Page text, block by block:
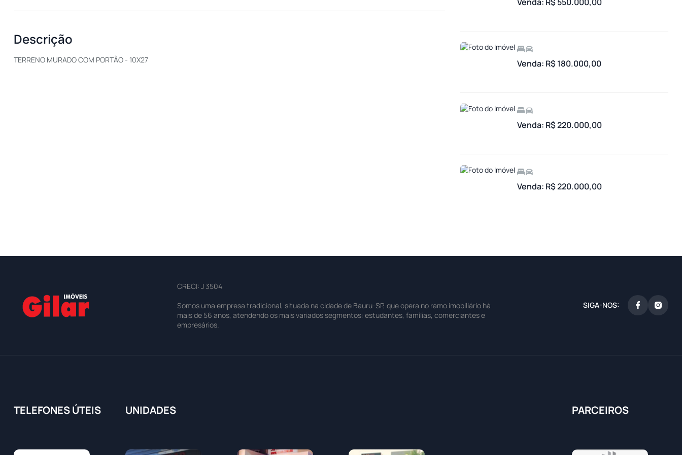
Descrição
TERRENO MURADO COM PORTÃO - 10X27 Venda: R$ 180.000,00
Venda: R$ 220.000,00
Venda: R$ 220.000,00
CRECI: J 3504
Somos uma empresa tradicional, situada na cidade de Bauru-SP, que opera no ramo imobiliário há
mais de 56 anos, atendendo os mais variados segmentos: estudantes, famílias, comerciantes e
empresários.
SIGA-NOS:
TELEFONES ÚTEIS UNIDADES PARCEIROS